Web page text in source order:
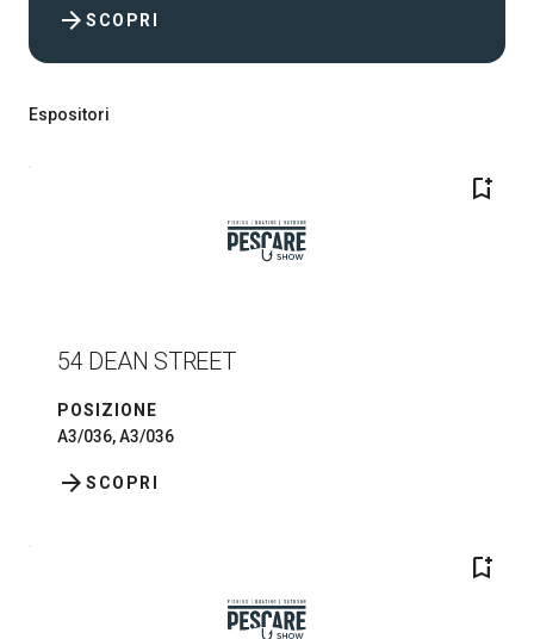
SCOPRI
arrow_forward
Espositori
bookmark_add
54 DEAN STREET
POSIZIONE
A3/036, A3/036
SCOPRI
arrow_forward
bookmark_add